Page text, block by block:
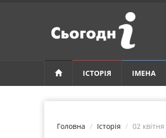
ІСТОРІЯ ІМЕНА
Головна Історія 02